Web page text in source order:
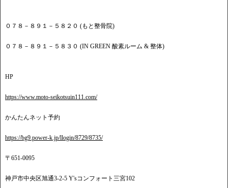
０７８－８９１－５８２０ (もと整骨院)
０７８－８９１－５８３０ (IN GREEN 酸素ルーム & 整体)
HP
https://www.moto-seikotsuin111.com/
かんたんネット予約
https://bg9.power-k.jp/llogin/8729/8735/
〒651-0095
神戸市中央区旭通3-2-5 Y'sコンフォート三宮102